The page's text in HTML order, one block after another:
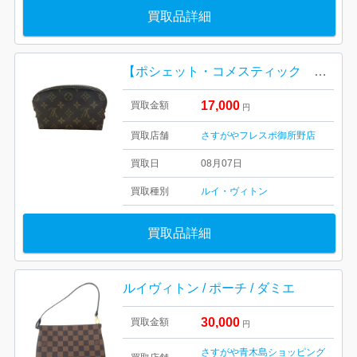
買取品詳細
【ポシェット・コメスティック PM モノグラム】Louis Vuitton（M47515）【Bランク】
買取金額 17,000 円
買取店舗 さすがやフレスポ御所野店
買取日 08月07日
買取種別 ルイ・ヴィトン
買取品詳細
ルイヴィトン / ポーチ / ダミエ
買取金額 30,000 円
さすがや青木島ショッピング